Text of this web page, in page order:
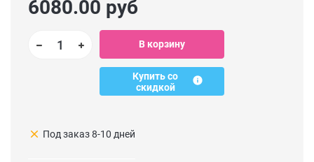
6080.00 руб
В корзину
Купить со
скидкой
clear Под заказ 8-10 дней